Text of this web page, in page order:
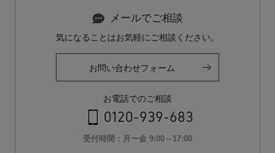
メールでご相談
気になることはお気軽にご相談ください。
お問い合わせフォーム
お電話でのご相談
0120-939-683
受付時間：月〜金 9:00～17:00